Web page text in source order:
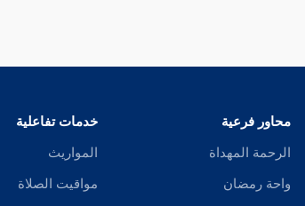
محاور فرعية
الرحمة المهداة
واحة رمضان
خدمات تفاعلية
المواريث
مواقيت الصلاة